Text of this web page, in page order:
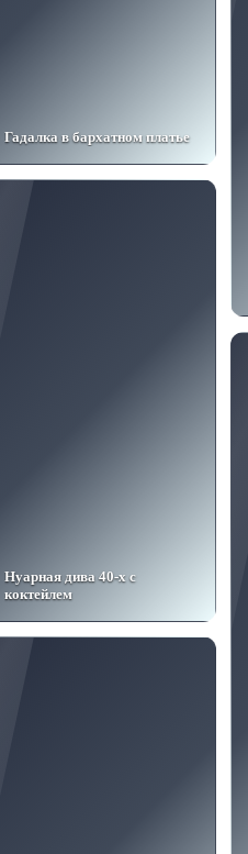
Гадалка в бархатном платье
Нуарная дива 40-х с
коктейлем